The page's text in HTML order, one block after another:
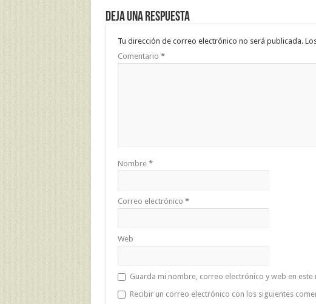
Deja una respuesta
Tu dirección de correo electrónico no será publicada.
Comentario *
Nombre *
Correo electrónico *
Web
Guarda mi nombre, correo electrónico y web en
Recibir un correo electrónico con los siguientes